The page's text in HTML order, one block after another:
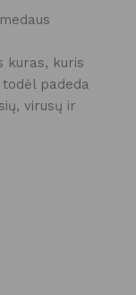
kuras, kuris
todėl padeda
virusų ir